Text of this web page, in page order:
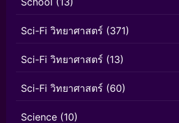
Sci-Fi วิทยาศาสตร์ (371)
Sci-Fi วิทยาศาสตร์ (13)
Sci-Fi วิทยาศาสตร์ (60)
Science (10)